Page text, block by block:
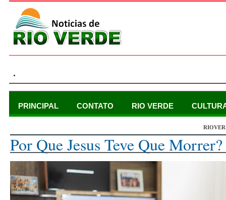
.
PRINCIPAL CONTATO RIO VERDE
Por Que Jesus Teve Que Morrer?